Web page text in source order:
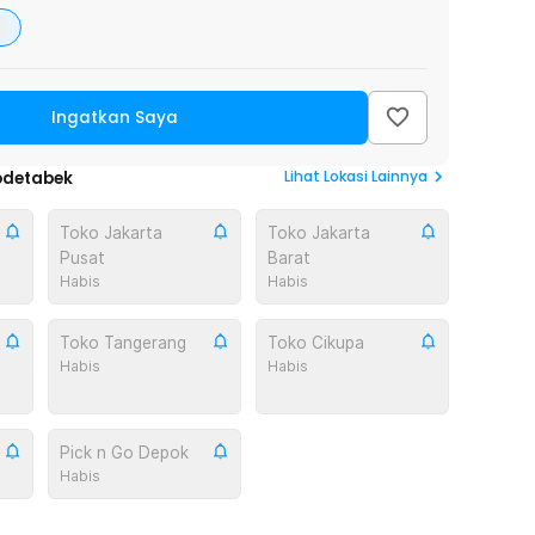
Ingatkan Saya
Lihat Lokasi Lainnya
Toko Jakarta
Pusat
Habis
Toko Jakarta
Barat
Habis
Toko Tangerang
Habis
Toko Cikupa
Habis
Pick n Go Depok
Habis